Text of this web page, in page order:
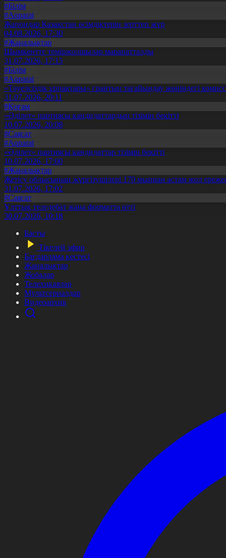
#Білім
#Aqparat
Жапондар Қазақстан өсімдіктерін зерттеп жүр
04.08.2026, 17:30
#Жаңалықтар
Шымкентте теміржолшылар марапатталды
31.07.2026, 17:15
#Білім
#Aqparat
«Тәуелсіздік ұрпақтары» грантын тағайындау жөніндегі
31.07.2026, 20:11
#Қоғам
«Әділет» партиясы кандидаттардың тізімін бекітті
10.07.2026, 20:08
#Саясат
#Aqparat
«Әділет» партиясы кандидаттар тізімін бекітті
10.07.2026, 17:00
#Жаңалықтар
Жетісу облысының жүргізушілері 170 мыңнан астам жол
31.07.2026, 17:02
#Саясат
Ұлттық теледебат жаңа форматта өтті
30.07.2026, 10:18
Басты
Тікелей эфир
Бағдарлама кестесі
Жаңалықтар
Жобалар
Телехикаялар
Мультсериалдар
Видеоархив